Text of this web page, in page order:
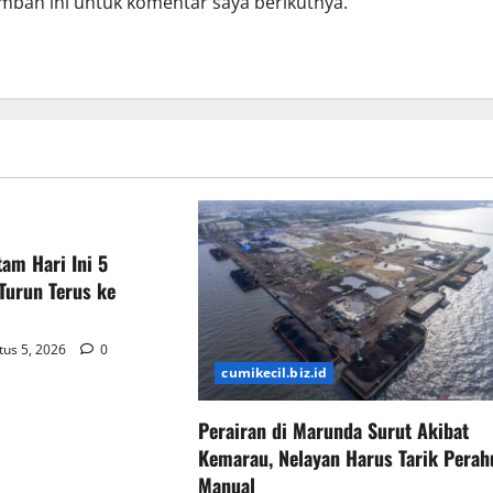
Hari Ini 5
Terus ke
5, 2026
0
cumikecil.biz.id
Perairan di Marunda Surut Akibat
Kemarau, Nelayan Harus Tarik
Manual